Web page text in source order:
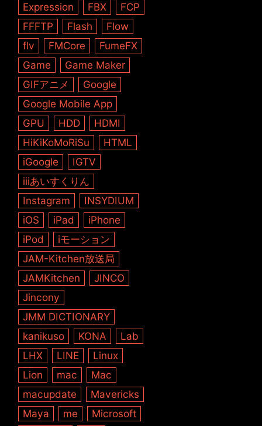
Expression
FBX
FCP
FFFTP
Flash
Flow
flv
FMCore
FumeFX
Game
Game Maker
GIFアニメ
Google
Google Mobile App
GPU
HDD
HDMI
HiKiKoMoRiSu
HTML
iGoogle
IGTV
iiiあいすくりん
Instagram
INSYDIUM
iOS
iPad
iPhone
iPod
iモーション
JAM-Kitchen放送局
JAMKitchen
JINCO
Jincony
JMM DICTIONARY
kanikuso
KONA
Lab
LHX
LINE
Linux
Lion
mac
Mac
macupdate
Mavericks
Maya
me
Microsoft